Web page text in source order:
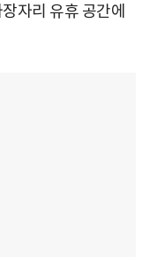
자리 유휴 공간에